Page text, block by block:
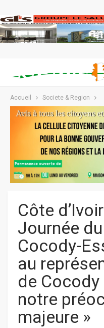
Accueil Societe & Region
Côte
Journée
Cocody-
au
de
notre
majeure »